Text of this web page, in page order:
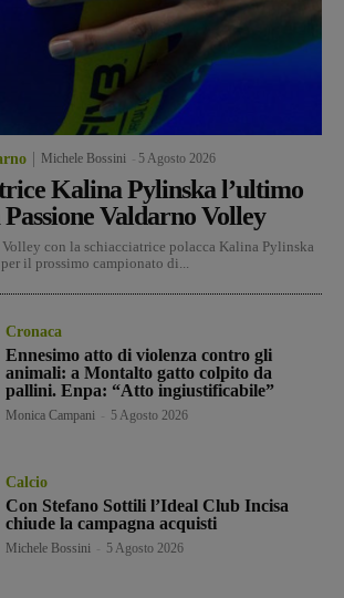
Michele Bossini 5 Agosto 2026
Kalina Pylinska l’ultimo
Valdarno Volley
Volley con la schiacciatrice polacca Kalina Pylinska
il prossimo campionato di...
Cronaca
Ennesimo atto di violenza contro gli
animali: a Montalto gatto colpito da
pallini. Enpa: “Atto ingiustificabile”
Monica Campani 5 Agosto 2026
Calcio
Con Stefano Sottili l’Ideal Club Incisa
chiude la campagna acquisti
Michele Bossini 5 Agosto 2026